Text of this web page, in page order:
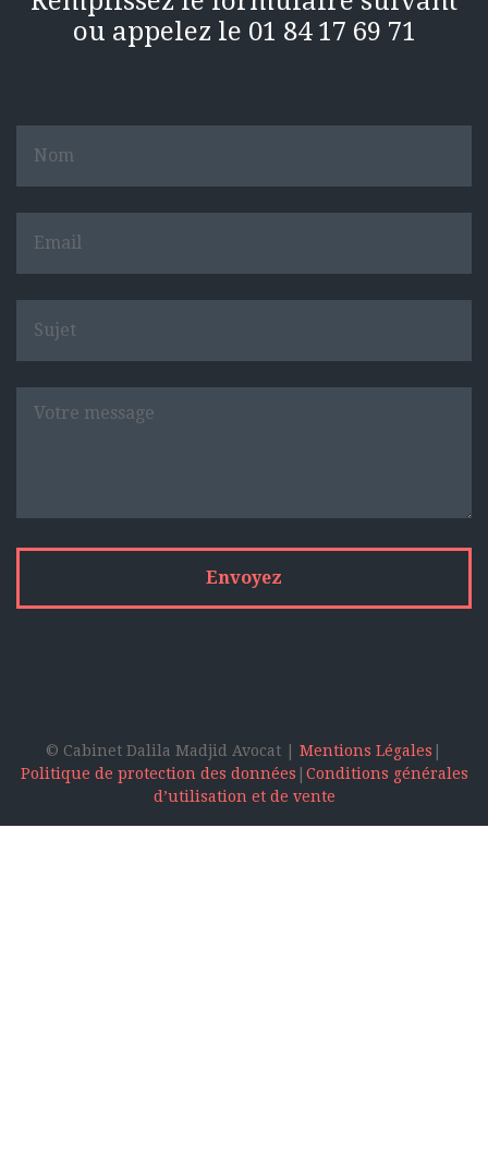
ou appelez le 01 84 17 69 71
© Cabinet Dalila Madjid Avocat | Mentions Légales
Politique de protection des données
Conditions générales
d’utilisation et de vente